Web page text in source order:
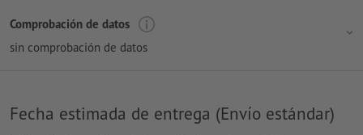
Comprobación de datos
sin comprobación de datos
Fecha estimada de entrega (Envío estándar)